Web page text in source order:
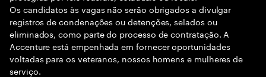
Os candidatos às vagas não serão obrigados a divulgar
registros de condenações ou detenções, selados ou
eliminados, como parte do processo de contratação. A
Accenture está empenhada em fornecer oportunidades
voltadas para os veteranos, nossos homens e mulheres de
serviço.